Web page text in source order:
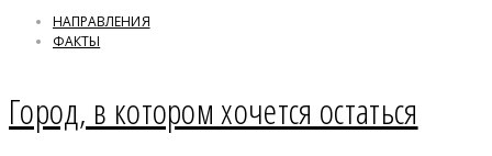
НАПРАВЛЕНИЯ
ФАКТЫ
Город, в котором хочется остаться